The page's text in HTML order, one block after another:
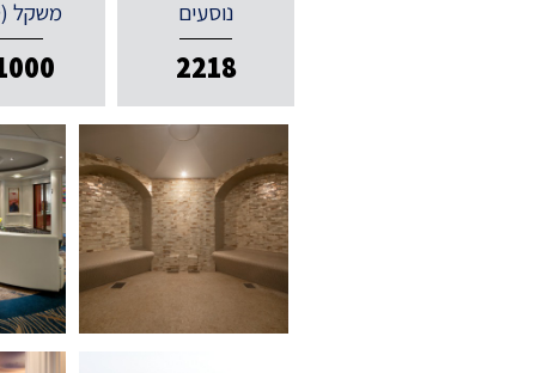
נוסעים
2218
משקל